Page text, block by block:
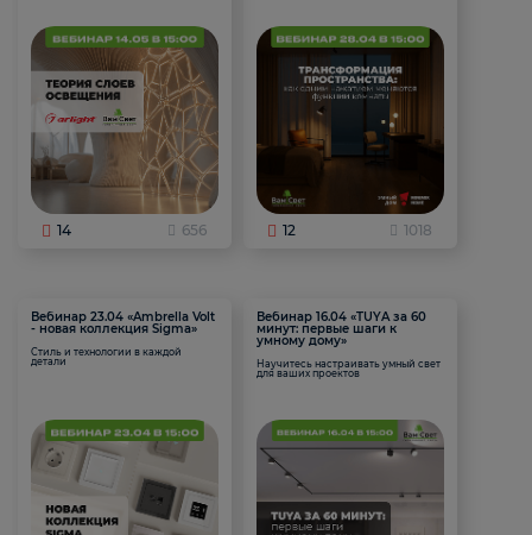
14 656 12 1018
Вебинар 23.04 «Ambrella Volt
- новая коллекция Sigma»
Стиль и технологии в каждой
детали
Вебинар 16.04 «TUYA за 60
минут: первые шаги к
умному дому»
Научитесь настраивать умный свет
для ваших проектов